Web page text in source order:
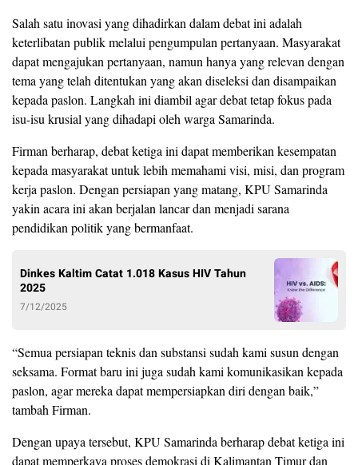
Salah satu inovasi yang dihadirkan dalam debat ini adalah
keterlibatan publik melalui pengumpulan pertanyaan. Masyarakat
dapat mengajukan pertanyaan, namun hanya yang relevan dengan
tema yang telah ditentukan yang akan diseleksi dan disampaikan
kepada paslon. Langkah ini diambil agar debat tetap fokus pada
isu-isu krusial yang dihadapi oleh warga Samarinda.
Firman berharap, debat ketiga ini dapat memberikan kesempatan
kepada masyarakat untuk lebih memahami visi, misi, dan program
kerja paslon. Dengan persiapan yang matang, KPU Samarinda
yakin acara ini akan berjalan lancar dan menjadi sarana
pendidikan politik yang bermanfaat.
Dinkes Kaltim Catat 1.018 Kasus HIV Tahun
2025
7/12/2025
“Semua persiapan teknis dan substansi sudah kami susun dengan
seksama. Format baru ini juga sudah kami komunikasikan kepada
paslon, agar mereka dapat mempersiapkan diri dengan baik,”
tambah Firman.
Dengan upaya tersebut, KPU Samarinda berharap debat ketiga ini
dapat memperkaya proses demokrasi di Kalimantan Timur dan